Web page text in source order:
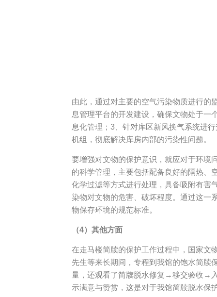
由此，通过对主要的空气污染物质进行的
息管理平台的开发建设，确保文物处于一
息化管理；3、针对库区新风换气系统进
机组，彻底解决库房内部的污染性问题。
要增强对文物的保护意识，就应对于环境
的科学管理，主要包括配备良好的隔热、
化学过滤等方式进行处理，具备吸附有害
染物对文物的危害、破坏程度。通过这一
物保存环境的规范标准。
（4）其他方面
在走马楼简牍的保护工作过程中，国家文
先生等来长期间，专程到我馆的饱水简牍
量，还观看了简牍脱水修复→移交验收→
示满意与赞赏，这是对于我馆简牍脱水保